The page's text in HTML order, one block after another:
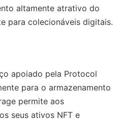
altamente atrativo do
para colecionáveis digitais.
apoiado pela Protocol
para o armazenamento
permite aos
seus ativos NFT e